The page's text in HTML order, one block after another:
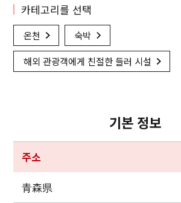
카테고리를 선택
온천
숙박
해외 관광객에게 친절한 들러 시설
기본 정보
주소
青森県